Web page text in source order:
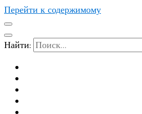
Перейти к содержимому
Найти: